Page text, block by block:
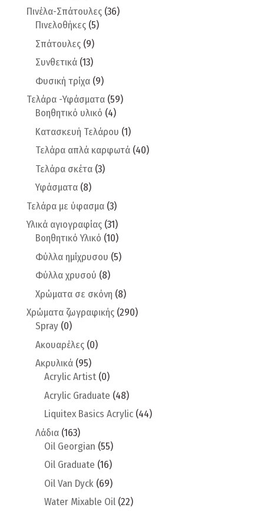
Πινέλα-Σπάτουλες (36)
Πινελοθήκες (5)
Σπάτουλες (9)
Συνθετικά (13)
Φυσική τρίχα (9)
Τελάρα -Υφάσματα (59)
Βοηθητικό υλικό (4)
Κατασκευή Τελάρου (1)
Τελάρα απλά καρφωτά (40)
Τελάρα σκέτα (3)
Υφάσματα (8)
Τελάρα με ύφασμα (3)
Υλικά αγιογραφίας (31)
Βοηθητικό Υλικό (10)
Φύλλα ημίχρυσου (5)
Φύλλα χρυσού (8)
Χρώματα σε σκόνη (8)
Χρώματα ζωγραφικής (290)
Spray (0)
Ακουαρέλες (0)
Ακρυλικά (95)
Acrylic Artist (0)
Acrylic Graduate (48)
Liquitex Basics Acrylic (44)
Λάδια (163)
Oil Georgian (55)
Oil Graduate (16)
Oil Van Dyck (69)
Water Mixable Oil (22)